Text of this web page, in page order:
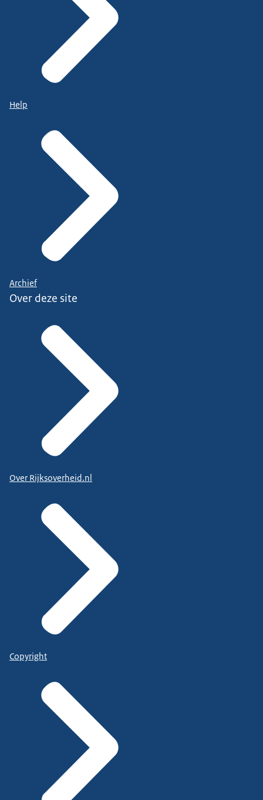
Help
Archief
Over deze site
Over Rijksoverheid.nl
Copyright